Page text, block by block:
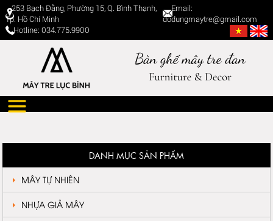
253 Bạch Đằng, Phường 15, Q. Bình Thạnh,
Tp. Hồ Chí Minh
Email:
dodungmaytre@gmail.com
Hotline: 034.775.9900
DANH MỤC SẢN PHẨM
MÂY TỰ NHIÊN
NHỰA GIẢ MÂY